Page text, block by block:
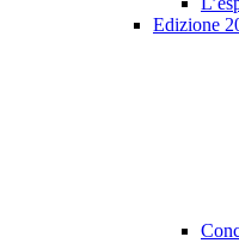
Edizione